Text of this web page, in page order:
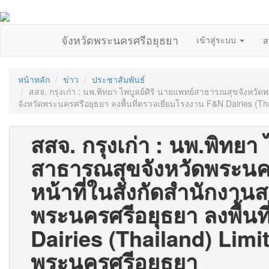
จังหวัดพระนครศรีอยุธยา เข้าสู่ระบบ
หน้าหลัก ข่าว
ประชาสัมพันธ์
สสจ. กรุงเก่า : นพ.พิทยา ไพบูลย์ศิริ นายแพทย์สาธารณสุขจังหวั
จังหวัดพระนครศรีอยุธยา ลงพื้นที่ตรวจเยี่ยมโรงงาน F&N Dairies
สสจ. กรุงเก่า : นพ.พิทย
สาธารณสุขจังหวัดพระน
หน้าที่ในสังกัดสำนักงาน
พระนครศรีอยุธยา ลงพื้น
Dairies (Thailand)
พระนครศรีอยุธยา